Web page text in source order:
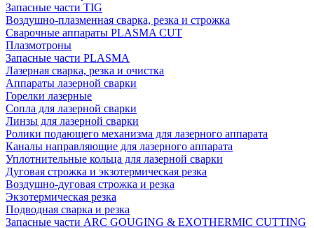
Запасные части TIG
Воздушно-плазменная сварка, резка и строжка
Сварочные аппараты PLASMA CUT
Плазмотроны
Запасные части PLASMA
Лазерная сварка, резка и очистка
Аппараты лазерной сварки
Горелки лазерные
Сопла для лазерной сварки
Линзы для лазерной сварки
Ролики подающего механизма для лазерного аппарата
Каналы направляющие для лазерного аппарата
Уплотнительные кольца для лазерной сварки
Дуговая строжка и экзотермическая резка
Воздушно-дуговая строжка и резка
Экзотермическая резка
Подводная сварка и резка
Запасные части ARC GOUGING & EXOTHERMIC CUTTING